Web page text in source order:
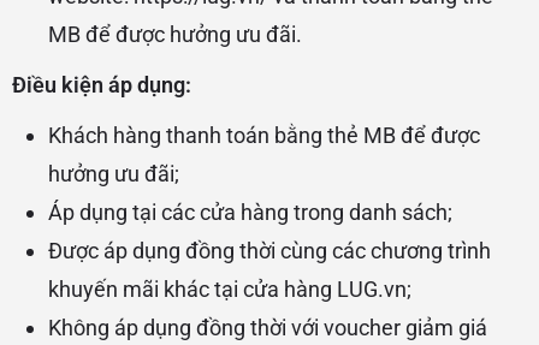
MB để được hưởng ưu đãi.
Điều kiện áp dụng:
Khách hàng thanh toán bằng thẻ MB để được
hưởng ưu đãi;
Áp dụng tại các cửa hàng trong danh sách;
Được áp dụng đồng thời cùng các chương trình
khuyến mãi khác tại cửa hàng LUG.vn;
Không áp dụng đồng thời với voucher giảm giá